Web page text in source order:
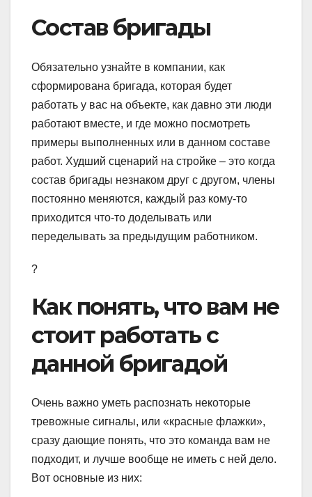
Состав бригады
Обязательно узнайте в компании, как
сформирована бригада, которая будет
работать у вас на объекте, как давно эти люди
работают вместе, и где можно посмотреть
примеры выполненных или в данном составе
работ. Худший сценарий на стройке – это когда
состав бригады незнаком друг с другом, члены
постоянно меняются, каждый раз кому-то
приходится что-то доделывать или
переделывать за предыдущим работником.
?
Как понять, что вам не
стоит работать с
данной бригадой
Очень важно уметь распознать некоторые
тревожные сигналы, или «красные флажки»,
сразу дающие понять, что это команда вам не
подходит, и лучше вообще не иметь с ней дело.
Вот основные из них: